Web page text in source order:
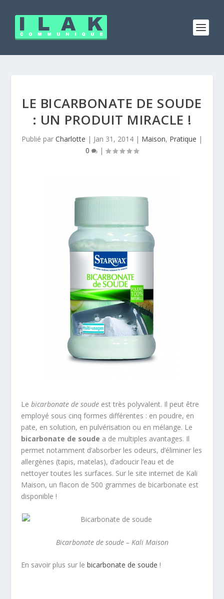
LE BICARBONATE DE SOUDE
: UN PRODUIT MIRACLE !
Publié par Charlotte | Jan 31, 2014 | Maison, Pratique |
0
|
Lebicarbonate de soude est très polyvalent. Il peut être
employé sous cinq formes différentes : en poudre, en
pate, en solution, en pulvérisation ou en mélange. Le
bicarbonate de soude a de multiples avantages. Il
permet notamment d’absorber les odeurs, d’éliminer les
allergènes (tapis, matelas), d’adoucir l’eau et de
nettoyer toutes les surfaces. Sur le site internet de Kali
Maison, un flacon de 500 grammes de bicarbonate est
disponible !
Bicarbonate de soude – Kali Maison
En savoir plus sur le bicarbonate de soude !